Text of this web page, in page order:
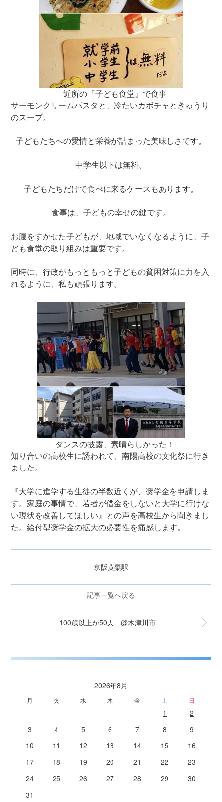
近所の『子ども食堂』で食事
サーモンクリームパスタと、冷たいカボチャときゅうり
のスープ。
子どもたちへの愛情と栄養が詰まった美味しさです。
中学生以下は無料。
子どもたちだけで食べに来るケースもあります。
食事は、子どもの幸せの鍵です。
お腹をすかせた子どもが、地域でいなくなるように、子
ども食堂の取り組みは重要です。
同時に、行政がもっともっと子どもの貧困対策に力を入
れるように、私も頑張ります。
ダンスの披露、素晴らしかった！
知り合いの高校生に誘われて、南陽高校の文化祭に行き
ました。
『大学に進学する生徒の半数近くが、奨学金を申請しま
す。家庭の事情で、若者が借金をしないと大学に行けな
い現状を改善してほしい』との声を高校生から聞きまし
た。給付型奨学金の拡大の必要性を痛感します。
京阪黄檗駅
記事一覧へ戻る
100歳以上が50人 @木津川市
2026年8月
月 火 水 木 金 土 日
1
2
3
4 5 6 7 8
9
10
11 12 13 14 15
16
17
18 19 20 21 22
23
24
25 26 27 28 29
30
31